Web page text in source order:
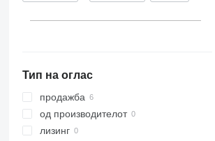
Тип на оглас
продажба
од производителот
лизинг